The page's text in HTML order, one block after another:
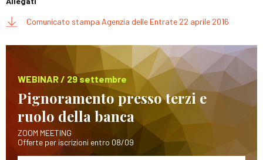
Comunicato stampa Agenzia delle Entrate 22 aprile 2016
WEBINAR / 29 settembre
Pignoramento presso terzi e
ruolo della banca
ZOOM MEETING
Offerte per iscrizioni entro 08/09